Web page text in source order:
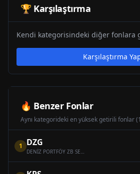
🏆 Karşılaştırma
Kendi kategorisindeki diğer fonlara
Karşılaştırma
🔥 Benzer Fonlar
Aynı kategorideki en yüksek getirili fonlar
1 DZG
DENİZ PORTFÖY ZB SERBEST (DÖVİZ) ÖZEL FON